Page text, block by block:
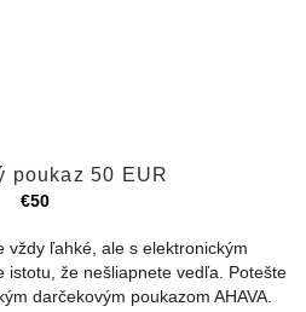
hodnotenie
produktu
4,8
z
5
poukaz 50 EUR
€50
vždy ľahké, ale s elektronickým
istotu, že nešliapnete vedľa. Potešte
darčekovým poukazom AHAVA.